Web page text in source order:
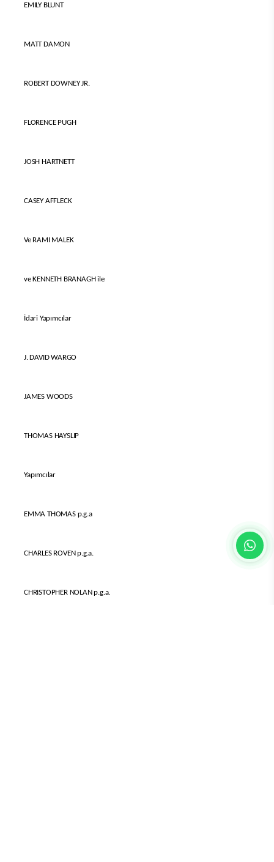
EMILY BLUNT
MATT DAMON
ROBERT DOWNEY JR.
FLORENCE PUGH
JOSH HARTNETT
CASEY AFFLECK
Ve RAMI MALEK
ve KENNETH BRANAGH ile
İdari Yapımcılar
J. DAVID WARGO
JAMES WOODS
THOMAS HAYSLIP
Yapımcılar
EMMA THOMAS p.g.a
CHARLES ROVEN p.g.a.
CHRISTOPHER NOLAN p.g.a.